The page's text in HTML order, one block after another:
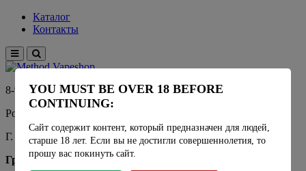
Каталог
Контакты
8-915-450-21-92
Розничный магазин Method Vapeshop
Г. Москва, улица Южнобутовская 36
График работы
YOU MUST BE OVER 18 BEFORE
CONTINUING:
Сайт содержит контент, который предназначен для людей,
старше 18 лет. Если вы не достигли совершеннолетия, то
прошу вас покинуть сайт.